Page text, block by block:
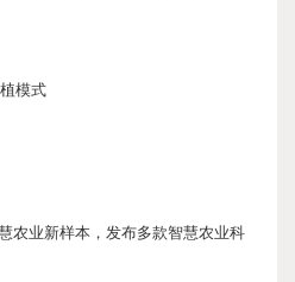
模式
农业新样本，发布多款智慧农业科